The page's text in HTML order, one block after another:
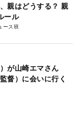
親はどうする？ 親
ール
ース班
が山崎エマさん
督）に会いに行く